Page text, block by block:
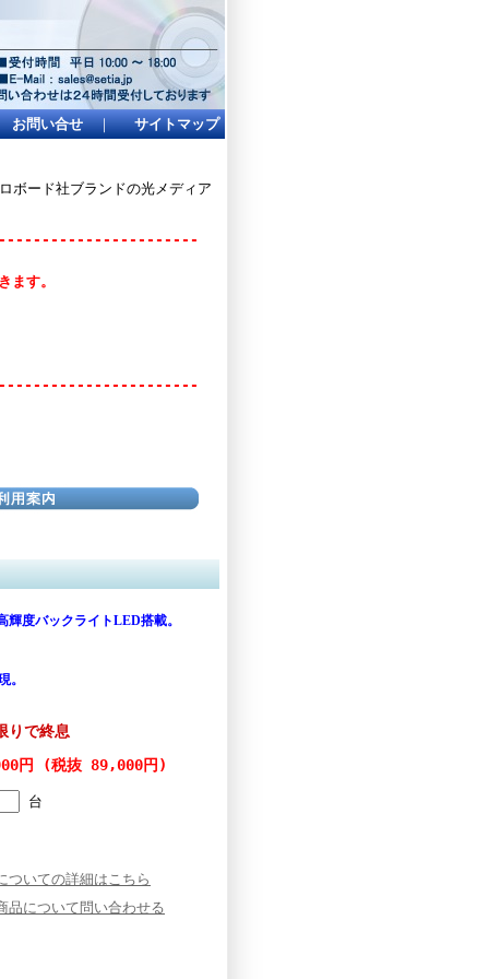
お問い合せ ｜ サイトマップ
ボード社ブランドの光メディア
ます。
度バックライトLED搭載。
。
りで終息
円 (税抜 89,000円)
台
ついての詳細はこちら
品について問い合わせる